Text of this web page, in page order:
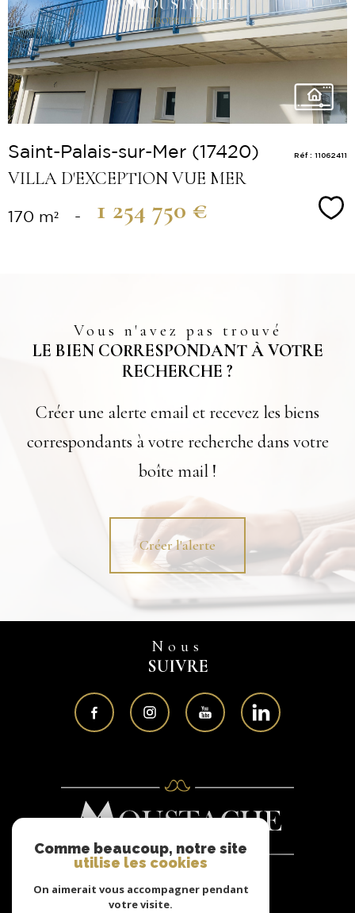
bien
Saint-Palais-sur-Mer (17420)
VILLA D'EXCEPTION VUE MER
Réf : 11062411
170 m² - 1 254 750 €
Vous n'avez pas trouvé
LE BIEN CORRESPONDANT À VOTRE
RECHERCHE ?
Créer une alerte email et recevez les biens
correspondants à votre recherche dans votre
boîte mail !
Créer l'alerte
Nous
SUIVRE
Nous
Comme beaucoup, notre site
utilise les cookies
On aimerait vous accompagner pendant
votre visite.